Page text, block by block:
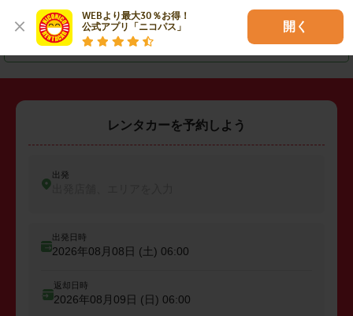
WEBより最大30％お得！
公式アプリ「ニコパス」
開く
丹羽郡扶桑町 ・海部郡大治町 ・海部郡蟹江町
知多郡美浜町
レンタカーを予約しよう
出発
出発日時
2026年08月08日 (土) 06:00
返却日時
2026年08月09日 (日) 06:00